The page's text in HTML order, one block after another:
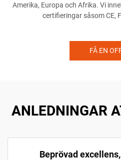
Amerika, Europa och Afrika. Vi
certifieringar såsom CE,
FÅ EN
ANLEDNINGAR
Beprövad